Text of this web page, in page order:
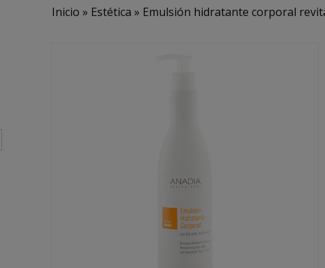
Inicio » Estética » Emulsión hidratante corporal